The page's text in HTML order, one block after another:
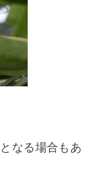
となる場合もあ